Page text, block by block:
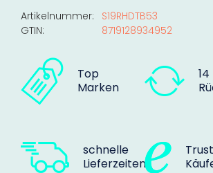
Artikelnummer:
S19RHDTB53
GTIN:
8719128934952
Top
Marken
schnelle
Lieferzeiten